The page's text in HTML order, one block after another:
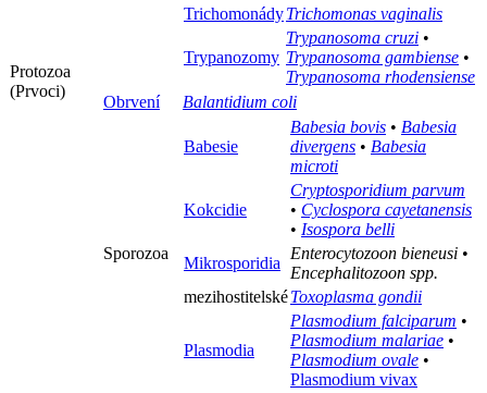
Protozoa
(Prvoci)
TrichomonádyTrichomonas vaginalis
Trypanozomy
Trypanosoma cruzi •
Trypanosoma gambiense •
Trypanosoma rhodensiense
Obrvení
Balantidium coli
Sporozoa
Babesie
Babesia bovis • Babesia
divergens • Babesia
microti
Kokcidie
Cryptosporidium parvum
• Cyclospora cayetanensis
• Isospora belli
Mikrosporidia
Enterocytozoon bieneusi •
Encephalitozoon spp.
mezihostitelskéToxoplasma gondii
Plasmodia
Plasmodium falciparum •
Plasmodium malariae •
Plasmodium ovale •
Plasmodium vivax